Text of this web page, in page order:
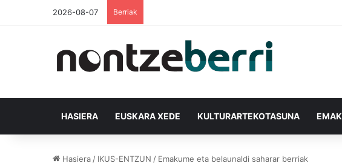
2026-08-07 Berriak
HASIERA EUSKARA XEDE KULTURARTEKOTASUNA
Hasiera / IKUS-ENTZUN / Emakume eta belaunaldi saharar berriak